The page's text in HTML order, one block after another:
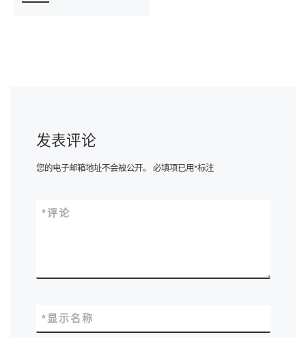
发表评论
您的电子邮箱地址不会被公开。 必填项已用*标注
评论
*
显示名称
*